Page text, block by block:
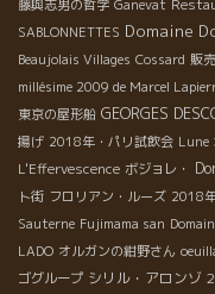
藤與志男の哲学 Ganevat
SABLONNETTES Domaine
Beaujolais Villages Cossard 販
millésime 2009 de Marcel
東京の屋形船 GEORGES
揚げ 2018年・パリ試飲会 Lune
L'Effervescence ボジョレ・
ト街 フロリアン・ルーズ 2018
Sauterne Fujimama san
LADO オルガンの紺野さん
ゴグループ シリル・アロンゾ